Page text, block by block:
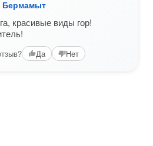
Бермамыт
красивые виды гор!
Да Нет